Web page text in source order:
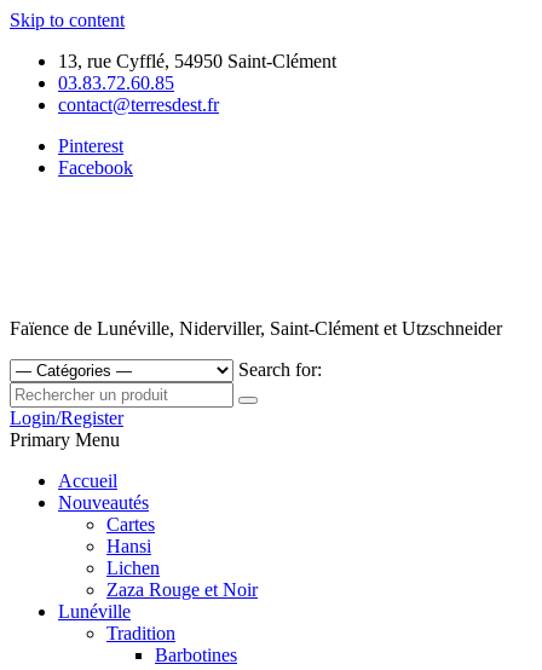
Skip to content
13, rue Cyfflé, 54950 Saint-Clément
03.83.72.60.85
contact@terresdest.fr
Pinterest
Facebook
Faïence de Lunéville, Niderviller, Saint-Clément et Utzschneider
Search for:
Login/Register
Primary Menu
Accueil
Nouveautés
Cartes
Hansi
Lichen
Zaza Rouge et Noir
Lunéville
Tradition
Barbotines